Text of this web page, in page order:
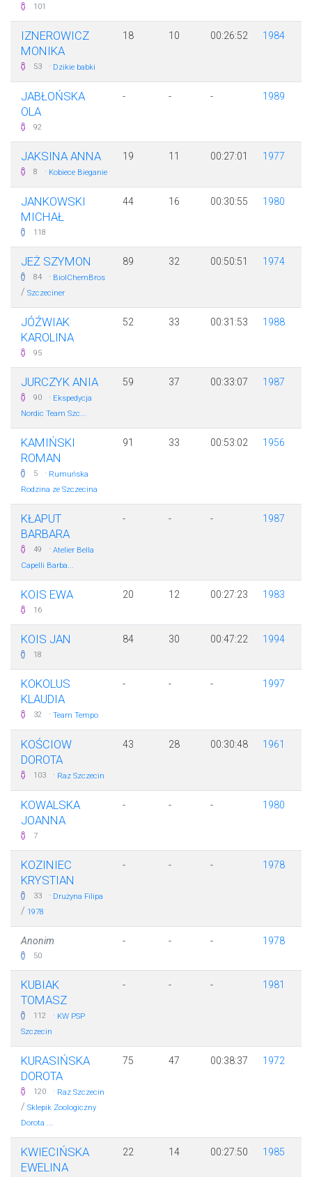
101
IZNEROWICZ
MONIKA
53 · Dzikie babki
18 10 00:26:52 1984
JABŁOŃSKA
OLA
92
- - - 1989
JAKSINA ANNA
8 · Kobiece Bieganie
19 11 00:27:01 1977
JANKOWSKI
MICHAŁ
118
44 16 00:30:55 1980
JEŻ SZYMON
84 · BiolChemBros
/ Szczeciner
89 32 00:50:51 1974
JÓŹWIAK
KAROLINA
95
52 33 00:31:53 1988
JURCZYK ANIA
90 · Ekspedycja
Nordic Team Szc...
59 37 00:33:07 1987
KAMIŃSKI
ROMAN
5 · Rumuńska
Rodzina ze Szczecina
91 33 00:53:02 1956
KŁAPUT
BARBARA
49 · Atelier Bella
Capelli Barba...
- - - 1987
KOIS EWA
16
20 12 00:27:23 1983
KOIS JAN
18
84 30 00:47:22 1994
KOKOLUS
KLAUDIA
32 · Team Tempo
- - - 1997
KOŚCIOW
DOROTA
103 · Raz Szczecin
43 28 00:30:48 1961
KOWALSKA
JOANNA
7
- - - 1980
KOZINIEC
KRYSTIAN
33 · Drużyna Filipa
/ 1978
- - - 1978
Anonim
50
- - - 1978
KUBIAK
TOMASZ
112 · KW PSP
Szczecin
- - - 1981
KURASIŃSKA
DOROTA
120 · Raz Szczecin
/ Sklepik Zoologiczny
Dorota ...
75 47 00:38:37 1972
KWIECIŃSKA
EWELINA
22 14 00:27:50 1985